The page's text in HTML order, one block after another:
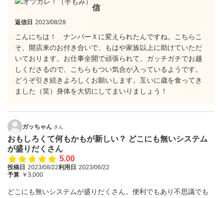
信
返信日 2023/08/28
こんにちは！ ナンバーＸに変えられたんですね。こちらこ
そ、開店来のお付き合いで、もはや家族以上に助けていただ
いております。お仕事全開で頑張られて、ガッチガチでお越
しくださるので、こちらもつい気合が入っているようです。
どうぞ引き続きよろしくお願いします。互いに歳を食ってき
ました（笑）身体を大切にしてまいりましょう！
ガッちゃん さん
おもしろくて何もかもが新しい？ どこにも無いシステム
が盛りだくさん
5.00
投稿日 2023/08/22利用日 2023/06/22
予算 ￥3,000
どこにも無いシステムが盛りだくさん。便利でもあり不思議でも